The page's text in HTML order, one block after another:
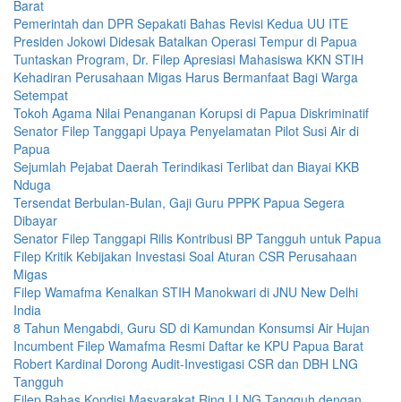
Barat
Pemerintah dan DPR Sepakati Bahas Revisi Kedua UU ITE
Presiden Jokowi Didesak Batalkan Operasi Tempur di Papua
Tuntaskan Program, Dr. Filep Apresiasi Mahasiswa KKN STIH
Kehadiran Perusahaan Migas Harus Bermanfaat Bagi Warga
Setempat
Tokoh Agama Nilai Penanganan Korupsi di Papua Diskriminatif
Senator Filep Tanggapi Upaya Penyelamatan Pilot Susi Air di
Papua
Sejumlah Pejabat Daerah Terindikasi Terlibat dan Biayai KKB
Nduga
Tersendat Berbulan-Bulan, Gaji Guru PPPK Papua Segera
Dibayar
Senator Filep Tanggapi Rilis Kontribusi BP Tangguh untuk Papua
Filep Kritik Kebijakan Investasi Soal Aturan CSR Perusahaan
Migas
Filep Wamafma Kenalkan STIH Manokwari di JNU New Delhi
India
8 Tahun Mengabdi, Guru SD di Kamundan Konsumsi Air Hujan
Incumbent Filep Wamafma Resmi Daftar ke KPU Papua Barat
Robert Kardinal Dorong Audit-Investigasi CSR dan DBH LNG
Tangguh